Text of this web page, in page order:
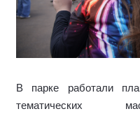
В парке работали
тематических